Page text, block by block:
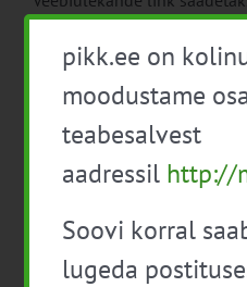
Lisa kalendrisse
pikk.ee on
moodustame
teabesalvest
aadressil http://
Soovi korral
lugeda